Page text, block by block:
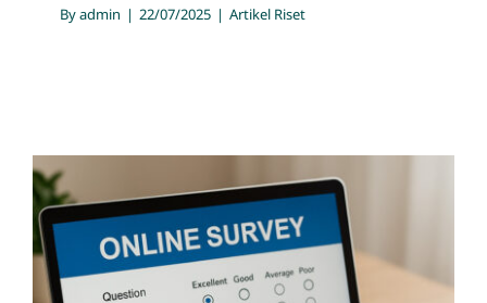
Byadmin | 22/07/2025 | Artikel Riset